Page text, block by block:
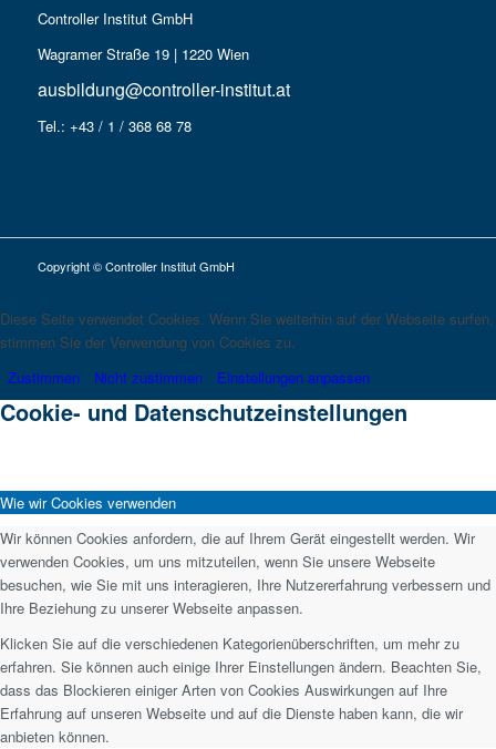
Controller Institut GmbH
Wagramer Straße 19 | 1220 Wien
ausbildung@controller-institut.at
Tel.: +43 / 1 / 368 68 78
Copyright © Controller Institut GmbH
Diese Seite verwendet Cookies. Wenn Sie weiterhin auf der Webseite surfen,
stimmen Sie der Verwendung von Cookies zu.
Zustimmen
Nicht zustimmen Einstellungen anpassen
Cookie- und Datenschutzeinstellungen
Wie wir Cookies verwenden
Wir können Cookies anfordern, die auf Ihrem Gerät eingestellt werden. Wir
verwenden Cookies, um uns mitzuteilen, wenn Sie unsere Webseite
besuchen, wie Sie mit uns interagieren, Ihre Nutzererfahrung verbessern und
Ihre Beziehung zu unserer Webseite anpassen.
Klicken Sie auf die verschiedenen Kategorienüberschriften, um mehr zu
erfahren. Sie können auch einige Ihrer Einstellungen ändern. Beachten Sie,
dass das Blockieren einiger Arten von Cookies Auswirkungen auf Ihre
Erfahrung auf unseren Webseite und auf die Dienste haben kann, die wir
anbieten können.